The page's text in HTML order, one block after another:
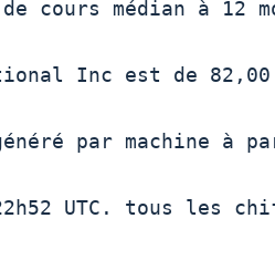
Inc est de
par machine à
UTC. tous les